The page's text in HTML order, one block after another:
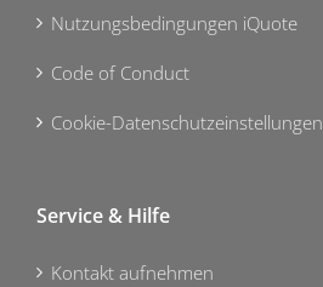
Nutzungsbedingungen iQuote
Code of Conduct
Cookie-Datenschutzeinstellungen
Service & Hilfe
Kontakt aufnehmen